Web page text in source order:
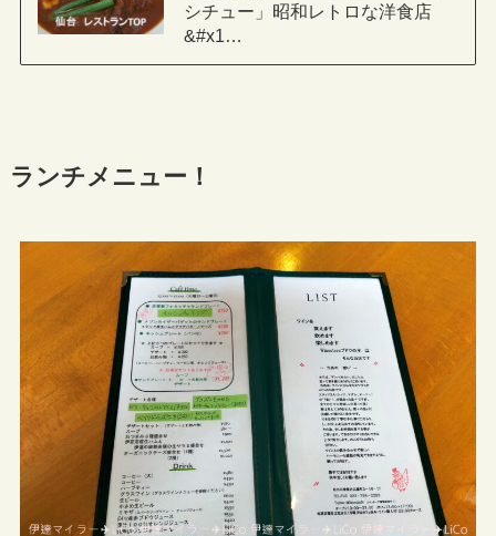
シチュー」昭和レトロな洋食店
&#x1…
ランチメニュー！